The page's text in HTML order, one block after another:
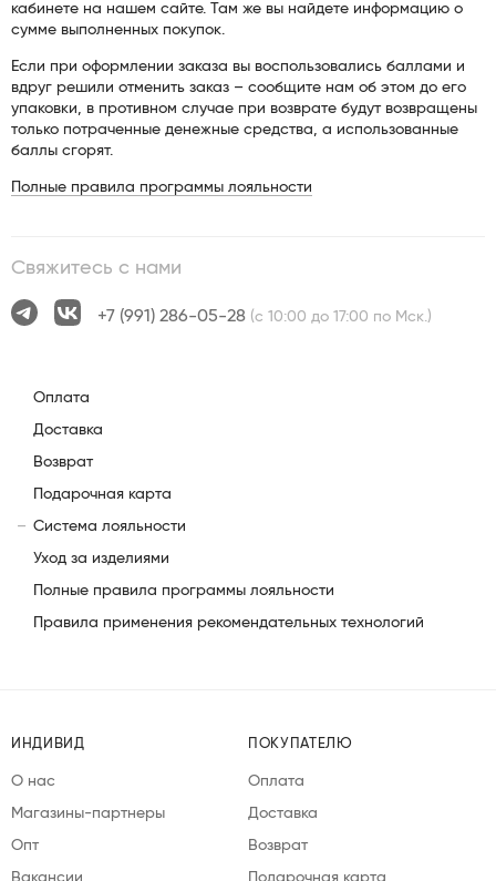
Оплата
Доставка
Возврат
Подарочная карта
Система лояльности
Уход за изделиями
Полные правила программы лояльности
Правила применения рекомендательных технологий
кабинете на нашем сайте. Там же вы найдете информацию о
сумме выполненных покупок.
Если при оформлении заказа вы воспользовались баллами и
вдруг решили отменить заказ – сообщите нам об этом до его
упаковки, в противном случае при возврате будут возвращены
только потраченные денежные средства, а использованные
баллы сгорят.
Полные правила программы лояльности
Свяжитесь с нами
+7 (991) 286-05-28 (с 10:00 до 17:00 по Мск.)
ИНДИВИД
О нас
Магазины-партнеры
Опт
Вакансии
ПОКУПАТЕЛЮ
Оплата
Доставка
Возврат
Подарочная карта